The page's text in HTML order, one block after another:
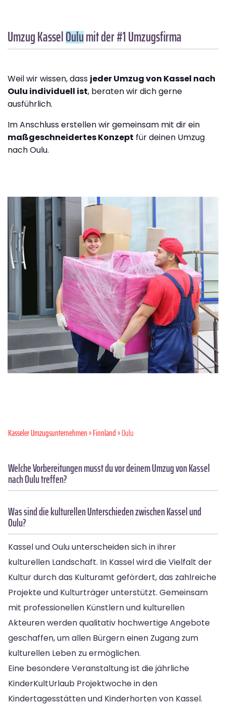
Umzug KasselOulumit der #1 Umzugsfirma
Weil wir wissen, dass jeder Umzug von Kassel nach
Oulu individuell ist, beraten wir dich gerne
ausführlich.
Im Anschluss erstellen wir gemeinsam mit dir ein
maßgeschneidertes Konzept für deinen Umzug
nach Oulu.
Kasseler Umzugsunternehmen»Finnland» Oulu
Welche Vorbereitungen musst du vor deinem Umzug von Kassel
nach Oulu treffen?
Was sind die kulturellen Unterschieden zwischen Kassel und
Oulu?
Kassel und Oulu unterscheiden sich in ihrer
kulturellen Landschaft. In Kassel wird die Vielfalt der
Kultur durch das Kulturamt gefördert, das zahlreiche
Projekte und Kulturträger unterstützt. Gemeinsam
mit professionellen Künstlern und kulturellen
Akteuren werden qualitativ hochwertige Angebote
geschaffen, um allen Bürgern einen Zugang zum
kulturellen Leben zu ermöglichen.
Eine besondere Veranstaltung ist die jährliche
KinderKultUrlaub Projektwoche in den
Kindertagesstätten und Kinderhorten von Kassel.